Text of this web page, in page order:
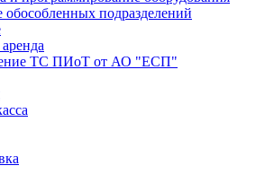
подразделений
ТС ПИоТ от АО "ЕСП"